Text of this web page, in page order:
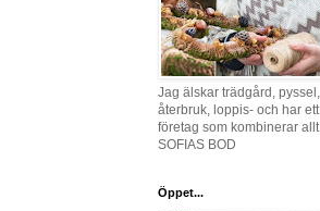
Jag älskar trädgård, pyssel,
återbruk, loppis- och har
företag som kombinerar
SOFIAS BOD
Öppet...